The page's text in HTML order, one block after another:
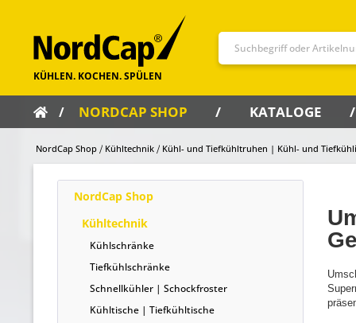
NORDCAP SHOP KATALOGE
NordCap Shop Kühltechnik Kühl- und Tiefkühltruhen | Kühl- und
NordCap Shop
Kühltechnik
Kühlschränke
Tiefkühlschränke
Schnellkühler | Schockfroster
Kühltische | Tiefkühltische